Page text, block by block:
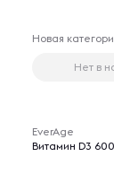
Новая
Нет в
EverAge
Витамин D3